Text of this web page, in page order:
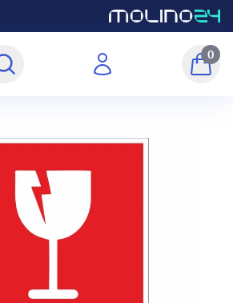
0